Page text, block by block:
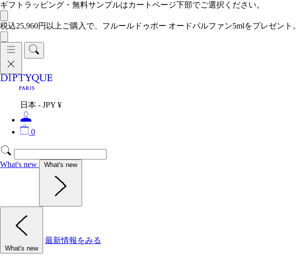
ギフトラッピング・無料サンプルはカートページ下部でご選択ください。
税込25,960円以上ご購入で、フルールドゥポー オードパルファン5mlをプレゼント。
日本 - JPY ¥
0
What's new What's new
What's new
最新情報をみる